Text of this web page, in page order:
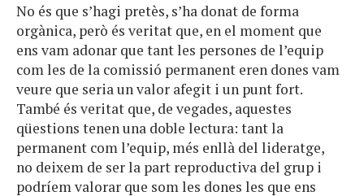
No és que s’hagi pretès, s’ha donat de forma
orgànica, però és veritat que, en el moment que
ens vam adonar que tant les persones de l’equip
com les de la comissió permanent eren dones vam
veure que seria un valor afegit i un punt fort.
També és veritat que, de vegades, aquestes
qüestions tenen una doble lectura: tant la
permanent com l’equip, més enllà del lideratge,
no deixem de ser la part reproductiva del grup i
podríem valorar que som les dones les que ens